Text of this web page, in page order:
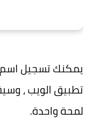
يمكنك تسجيل
لمحة واحدة.